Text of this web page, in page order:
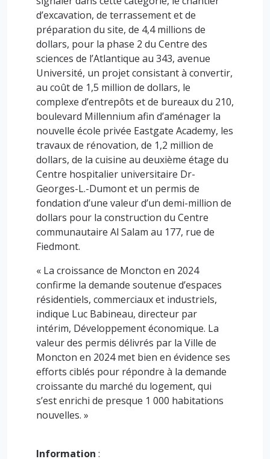
d’excavation, de terrassement et de
préparation du site, de 4,4 millions de
dollars, pour la phase 2 du Centre des
sciences de l’Atlantique au 343, avenue
Université, un projet consistant à convertir,
au coût de 1,5 million de dollars, le
complexe d’entrepôts et de bureaux du 210,
boulevard Millennium afin d’aménager la
nouvelle école privée Eastgate Academy, les
travaux de rénovation, de 1,2 million de
dollars, de la cuisine au deuxième étage du
Centre hospitalier universitaire Dr-
Georges-L.-Dumont et un permis de
fondation d’une valeur d’un demi-million de
dollars pour la construction du Centre
communautaire Al Salam au 177, rue de
Fiedmont.
« La croissance de Moncton en 2024
confirme la demande soutenue d’espaces
résidentiels, commerciaux et industriels,
indique Luc Babineau, directeur par
intérim, Développement économique. La
valeur des permis délivrés par la Ville de
Moncton en 2024 met bien en évidence ses
efforts ciblés pour répondre à la demande
croissante du marché du logement, qui
s’est enrichi de presque 1 000 habitations
nouvelles. »
Information :